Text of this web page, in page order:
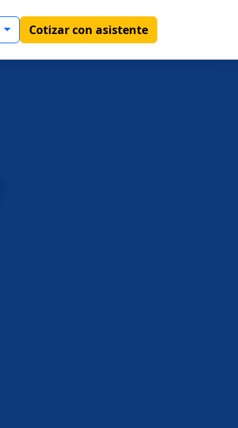
Cotizar con asistente